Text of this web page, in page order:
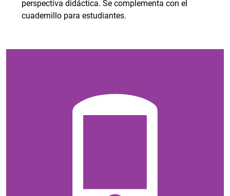
perspectiva didáctica. Se complementa con el
cuadernillo para estudiantes.